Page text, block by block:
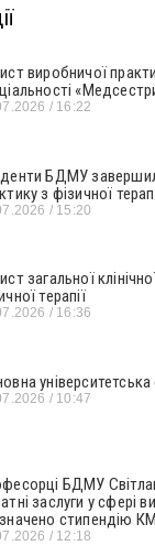
виробничої
16:22
БДМУ
з фізичної
15:20
загальної
терапії
16:36
університетська
10:47
БДМУ
заслуги у сфері
стипендію
12:18